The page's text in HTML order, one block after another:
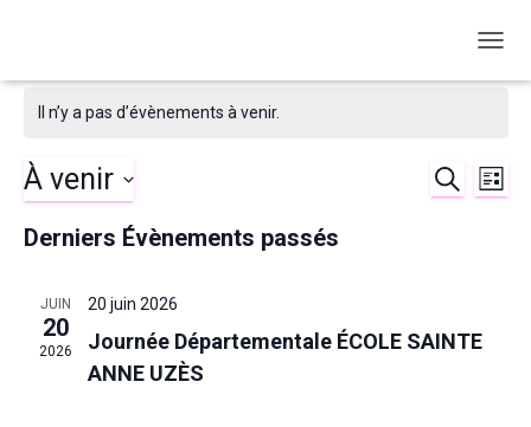
Il n’y a pas d’évènements à venir.
de
À venir
une
Derniers Évènements passés
JUIN
20
2026
20 juin 2026
Journée Départementale ÉCOLE SAINTE
ANNE UZÈS